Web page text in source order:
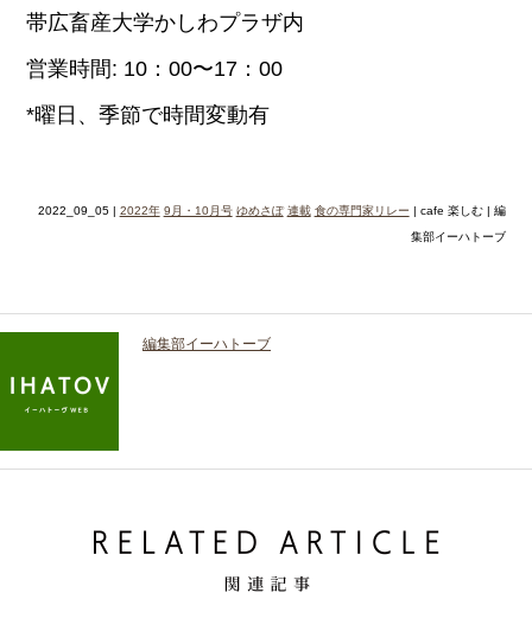
帯広畜産大学かしわプラザ内
営業時間: 10：00〜17：00
*曜日、季節で時間変動有
2022_09_05 | 2022年 9月・10月号 ゆめさぽ 連載 食の専門家リレー | cafe 楽しむ | 編
集部イーハトーブ
編集部イーハトーブ